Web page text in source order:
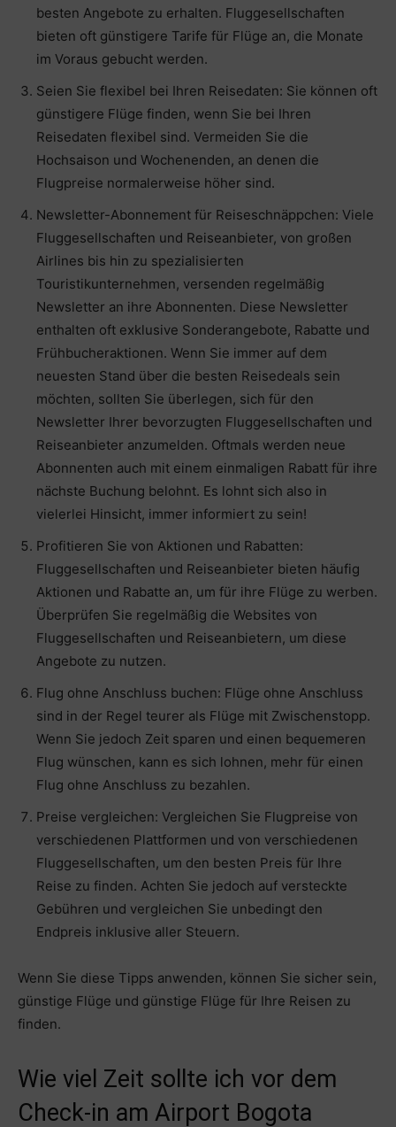
besten Angebote zu erhalten. Fluggesellschaften
bieten oft günstigere Tarife für Flüge an, die Monate
im Voraus gebucht werden.
Seien Sie flexibel bei Ihren Reisedaten: Sie können oft
günstigere Flüge finden, wenn Sie bei Ihren
Reisedaten flexibel sind. Vermeiden Sie die
Hochsaison und Wochenenden, an denen die
Flugpreise normalerweise höher sind.
Newsletter-Abonnement für Reiseschnäppchen: Viele
Fluggesellschaften und Reiseanbieter, von großen
Airlines bis hin zu spezialisierten
Touristikunternehmen, versenden regelmäßig
Newsletter an ihre Abonnenten. Diese Newsletter
enthalten oft exklusive Sonderangebote, Rabatte und
Frühbucheraktionen. Wenn Sie immer auf dem
neuesten Stand über die besten Reisedeals sein
möchten, sollten Sie überlegen, sich für den
Newsletter Ihrer bevorzugten Fluggesellschaften und
Reiseanbieter anzumelden. Oftmals werden neue
Abonnenten auch mit einem einmaligen Rabatt für ihre
nächste Buchung belohnt. Es lohnt sich also in
vielerlei Hinsicht, immer informiert zu sein!
Profitieren Sie von Aktionen und Rabatten:
Fluggesellschaften und Reiseanbieter bieten häufig
Aktionen und Rabatte an, um für ihre Flüge zu werben.
Überprüfen Sie regelmäßig die Websites von
Fluggesellschaften und Reiseanbietern, um diese
Angebote zu nutzen.
Flug ohne Anschluss buchen: Flüge ohne Anschluss
sind in der Regel teurer als Flüge mit Zwischenstopp.
Wenn Sie jedoch Zeit sparen und einen bequemeren
Flug wünschen, kann es sich lohnen, mehr für einen
Flug ohne Anschluss zu bezahlen.
Preise vergleichen: Vergleichen Sie Flugpreise von
verschiedenen Plattformen und von verschiedenen
Fluggesellschaften, um den besten Preis für Ihre
Reise zu finden. Achten Sie jedoch auf versteckte
Gebühren und vergleichen Sie unbedingt den
Endpreis inklusive aller Steuern.
Wenn Sie diese Tipps anwenden, können Sie sicher sein,
günstige Flüge und günstige Flüge für Ihre Reisen zu
finden.
Wie viel Zeit sollte ich vor dem
Check-in am Airport Bogota